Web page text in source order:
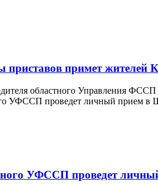
приставов примет жителей
областного Управления
УФССП проведет